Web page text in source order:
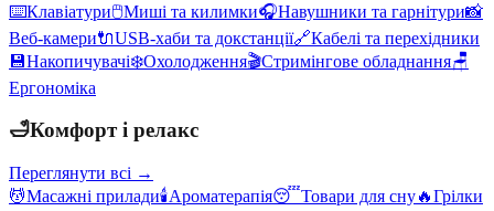
⌨️Клавіатури🖱️Миші та килимки🎧Навушники та гарнітури📸
Веб-камери🔌USB-хаби та докстанції🔗Кабелі та перехідники
💾Накопичувачі❄️Охолодження🎬Стримінгове обладнання🪑
Ергономіка
🛁Комфорт і релакс
Переглянути всі →
💆Масажні прилади🕯️Ароматерапія😴Товари для сну🔥Грілки